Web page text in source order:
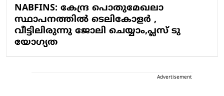
NABFINS: കേന്ദ്ര പൊതുമേഖലാ
സ്ഥാപനത്തിൽ ടെലികോളർ ,
വീട്ടിലിരുന്നു ജോലി ചെയ്യാം,പ്ലസ് ടു
യോഗ്യത
Advertisement